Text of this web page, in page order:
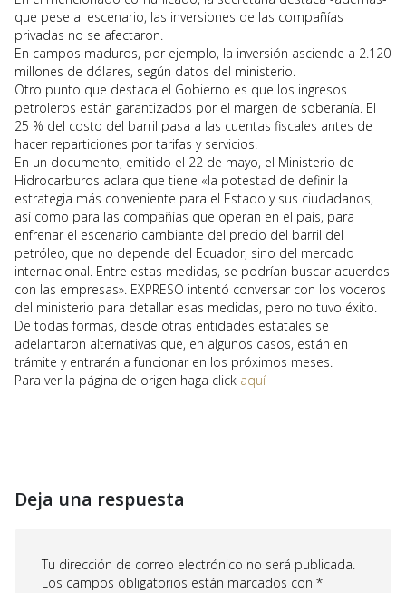
que pese al escenario, las inversiones de las compañías
privadas no se afectaron.
En campos maduros, por ejemplo, la inversión asciende a 2.120
millones de dólares, según datos del ministerio.
Otro punto que destaca el Gobierno es que los ingresos
petroleros están garantizados por el margen de soberanía. El
25 % del costo del barril pasa a las cuentas fiscales antes de
hacer reparticiones por tarifas y servicios.
En un documento, emitido el 22 de mayo, el Ministerio de
Hidrocarburos aclara que tiene «la potestad de definir la
estrategia más conveniente para el Estado y sus ciudadanos,
así como para las compañías que operan en el país, para
enfrenar el escenario cambiante del precio del barril del
petróleo, que no depende del Ecuador, sino del mercado
internacional. Entre estas medidas, se podrían buscar acuerdos
con las empresas». EXPRESO intentó conversar con los voceros
del ministerio para detallar esas medidas, pero no tuvo éxito.
De todas formas, desde otras entidades estatales se
adelantaron alternativas que, en algunos casos, están en
trámite y entrarán a funcionar en los próximos meses.
Para ver la página de origen haga click aquí
Deja una respuesta
Tu dirección de correo electrónico no será publicada.
Los campos obligatorios están marcados con *